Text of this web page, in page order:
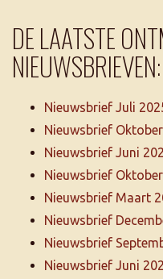
DE LAATSTE
NIEUWSBRIEVEN:
Nieuwsbrief Juli
Nieuwsbrief
Nieuwsbrief Juni
Nieuwsbrief
Nieuwsbrief Maart
Nieuwsbrief
Nieuwsbrief
Nieuwsbrief Juni